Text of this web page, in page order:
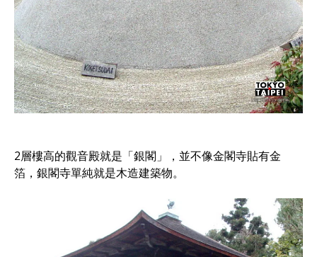
2層樓高的觀音殿就是「銀閣」，並不像金閣寺貼有金
箔，銀閣寺單純就是木造建築物。